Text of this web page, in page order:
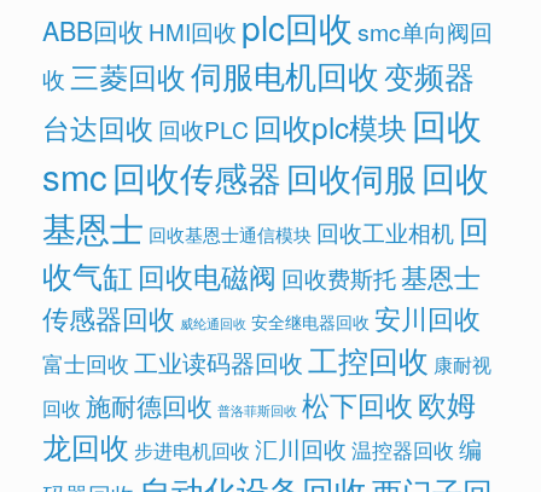
ABB回收 HMI回收 plc回收 smc单向阀回
收 三菱回收伺服电机回收变频器
台达回收 回收PLC 回收plc模块 回收
smc回收传感器回收伺服 回收
基恩士 回收基恩士通信模块 回收工业相机 回
收气缸 回收电磁阀 回收费斯托基恩士
传感器回收 威纶通回收 安全继电器回收 安川回收
富士回收 工业读码器回收工控回收 康耐视
回收 施耐德回收 普洛菲斯回收 松下回收欧姆
龙回收 步进电机回收 汇川回收 温控器回收 编